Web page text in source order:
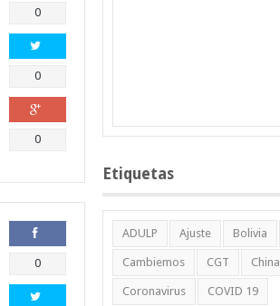
Compartir
0
Compartir
0
Compartir
0
Compartir
0
Etiquetas
ADULP Ajuste Bolivia
Cambiemos CGT China
Coronavirus COVID 19